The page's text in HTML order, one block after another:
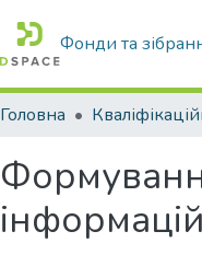
Фонди та
Головна